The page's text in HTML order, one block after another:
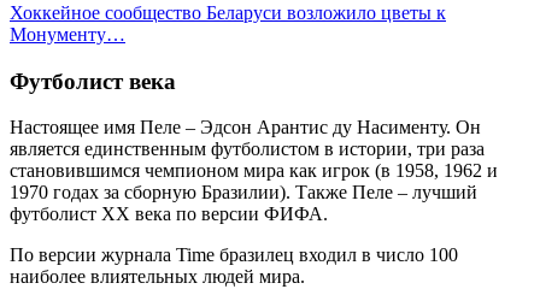
Хоккейное сообщество Беларуси возложило цветы к
Монументу…
Футболист века
Настоящее имя Пеле – Эдсон Арантис ду Насименту. Он
является единственным футболистом в истории, три раза
становившимся чемпионом мира как игрок (в 1958, 1962 и
1970 годах за сборную Бразилии). Также Пеле – лучший
футболист XX века по версии ФИФА.
По версии журнала Time бразилец входил в число 100
наиболее влиятельных людей мира.